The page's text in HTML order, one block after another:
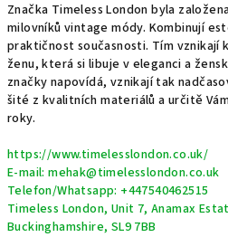
Značka Timeless London byla
milovníků vintage módy. Kombinují
praktičnost současnosti. Tím vznikají
ženu, která si libuje v eleganci a
značky napovídá, vznikají tak
šité z kvalitních materiálů a určitě
roky.
https://www.timelesslondon.co.uk/
E-mail:mehak@timelesslondon.co.uk
Telefon/Whatsapp: +447540462515
Timeless London, Unit 7, Anamax
Buckinghamshire, SL9 7BB